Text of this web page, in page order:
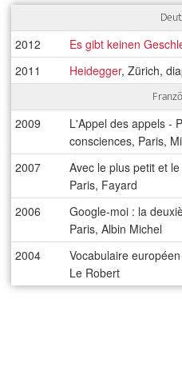
2012 Es gibt keinen
2011
Heidegger, Zürich,
2009
L'Appel des appels -
consciences, Paris,
2007
Avec le plus petit et
Paris, Fayard
2006
Google-moi : la
Paris, Albin Michel
2004
Vocabulaire
Le Robert